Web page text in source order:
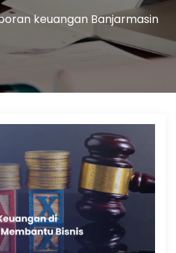
keuangan Banjarmasin